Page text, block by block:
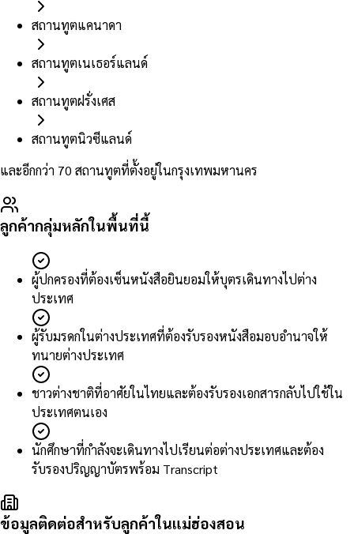
สถานทูตแคนาดา
สถานทูตเนเธอร์แลนด์
สถานทูตฝรั่งเศส
สถานทูตนิวซีแลนด์
และอีกกว่า 70 สถานทูตที่ตั้งอยู่ในกรุงเทพมหานคร
ลูกค้ากลุ่มหลักในพื้นที่นี้
ผู้ปกครองที่ต้องเซ็นหนังสือยินยอมให้บุตรเดินทางไปต่าง
ประเทศ
ผู้รับมรดกในต่างประเทศที่ต้องรับรองหนังสือมอบอำนาจให้
ทนายต่างประเทศ
ชาวต่างชาติที่อาศัยในไทยและต้องรับรองเอกสารกลับไปใช้ใน
ประเทศตนเอง
นักศึกษาที่กำลังจะเดินทางไปเรียนต่อต่างประเทศและต้อง
รับรองปริญญาบัตรพร้อม Transcript
ข้อมูลติดต่อสำหรับลูกค้าในแม่ฮ่องสอน